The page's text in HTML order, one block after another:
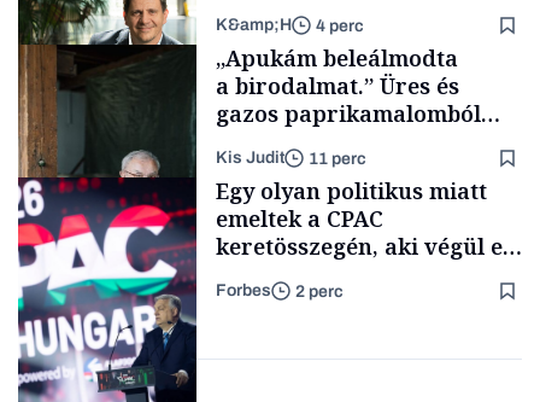
Politika
TÁMOGATÓI
TARTALOM
K&amp;H 4 perc
Családi
vállalkozások
„Apukám beleálmodta
a birodalmat.” Üres és
gazos paprikamalomból
lett az igazi családi
fűszersztori
Kis Judit 11 perc
Egy olyan politikus miatt
emeltek a CPAC
keretösszegén, aki végül el
sem jött a Fidesz egyik
kedvenc rendezvényére
Forbes 2 perc